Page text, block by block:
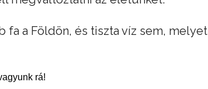
fa a Földön, és tiszta víz sem, melyet
rá!